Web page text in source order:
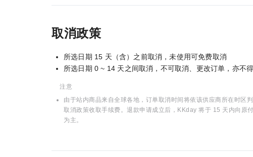
取消政策
所选日期 15 天（含）之前取消，未使用可免费取消
所选日期 0 ~ 14 天之间取消，不可取消、更改订单，亦不
注意
由于站内商品来自全球各地，订单取消时间将依该供应商所在时区
取消政策收取手续费。退款申请成立后，KKday 将于 15 天内向原
为主。